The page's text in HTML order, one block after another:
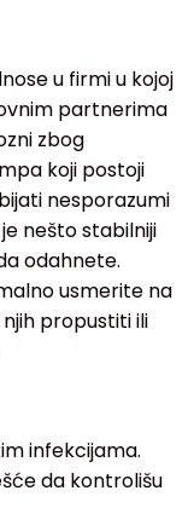
u firmi u kojoj
partnerima
zbog
koji postoji
nesporazumi
nešto stabilniji
odahnete.
usmerite na
propustiti ili
infekcijama.
da kontrolišu